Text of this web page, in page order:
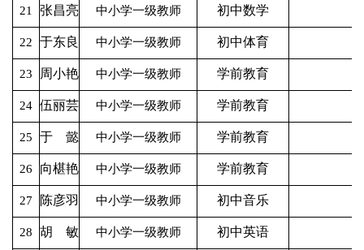
21 张昌亮 中小学一级教师 初中数学
22 于东良 中小学一级教师 初中体育
23 周小艳 中小学一级教师 学前教育
24 伍丽芸 中小学一级教师 学前教育
25 于 懿 中小学一级教师 学前教育
26 向椹艳 中小学一级教师 学前教育
27 陈彦羽 中小学一级教师 初中音乐
28 胡 敏 中小学一级教师 初中英语